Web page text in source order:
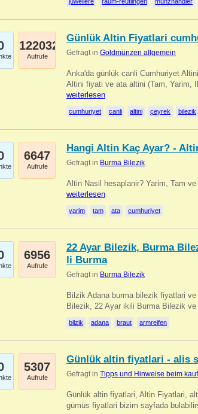
122032
Aufrufe
Günlük Altin Fiyatlari
Gefragt in Goldmünzen allgemein
Anka'da günlük canli Cumhuriyet
Altini fiyati ve ata altini (Tam,
weiterlesen
cumhuriyet canli altini çeyrek bilezik
6647
Aufrufe
Hangi Altin Kaç Ayar? -
Gefragt in Burma Bilezik
Altin Nasil hesaplanir? Yarim, Tam
weiterlesen
yarim tam ata cumhuriyet
6956
Aufrufe
22 Ayar Bilezik, Burma
li Burma
Gefragt in Burma Bilezik
Bilzik Adana burma bilezik fiyatlari
Bilezik, 22 Ayar ikili Burma Bilezik
bilzik adana braut armreifen
5307
Aufrufe
Günlük altin fiyatlari - alis
Gefragt in Tipps und Hinweise beim
Günlük altin fiyatlari, Altin Fiyatlari,
gümüs fiyatlari bizim sayfada